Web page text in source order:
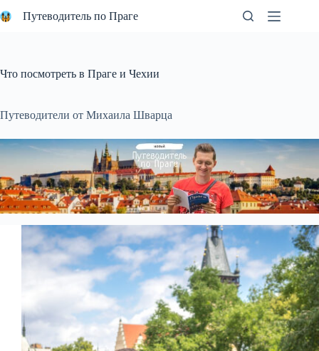
к
Путеводитель по Праге
Что посмотреть в Праге и Чехии
Путеводители от Михаила Шварца